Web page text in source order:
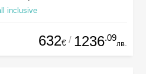
inclusive
632€ / 1236.09
лв.